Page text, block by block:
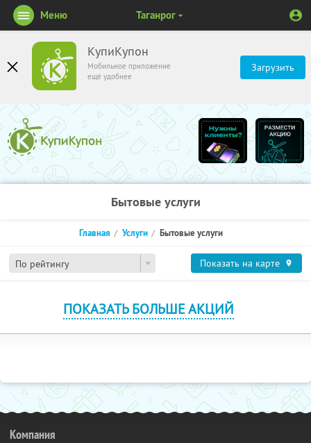
КупиКупон
Мобильное приложение
ещё удобнее
Загрузить
Меню Таганрог
Бытовые услуги
По рейтингу
Главная Услуги Бытовые услуги
Показать на карте
ПОКАЗАТЬ БОЛЬШЕ АКЦИЙ
Компания